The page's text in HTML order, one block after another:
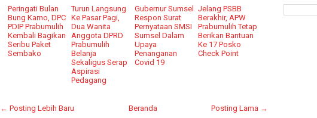
Peringati Bulan
Bung Karno, DPC
PDIP Prabumulih
Kembali Bagikan
Seribu Paket
Sembako
Turun Langsung
Ke Pasar Pagi,
Dua Wanita
Anggota DPRD
Prabumulih
Belanja
Sekaligus Serap
Aspirasi
Pedagang
Gubernur Sumsel
Respon Surat
Pernyataan SMSI
Sumsel Dalam
Upaya
Penanganan
Covid 19
Jelang PSBB
Berakhir, APW
Prabumulih Tetap
Berikan Bantuan
Ke 17 Posko
Check Point
← Posting Lebih Baru Posting Lama →
Beranda